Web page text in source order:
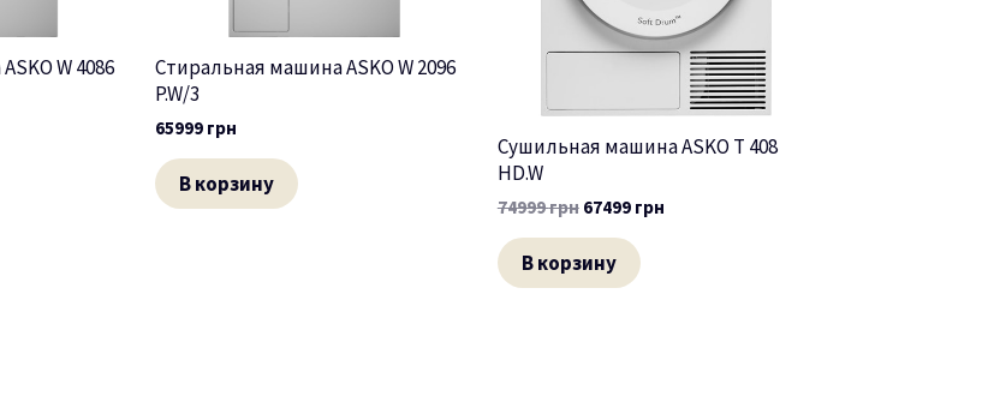
W 4086
Стиральная машина ASKO W 2096
P.W/3
65999 грн
В корзину
Сушильная машина ASKO T 408
HD.W
74999грн 67499 грн
В корзину